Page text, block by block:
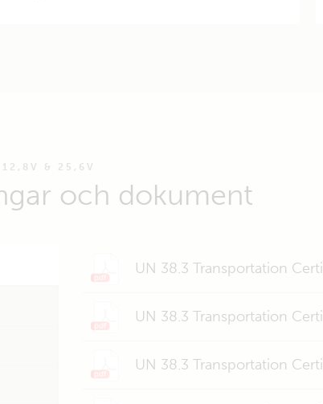
12,8V & 25,6V
och dokument
UN 38.3 Transportation
UN 38.3 Transportation
UN 38.3 Transportation